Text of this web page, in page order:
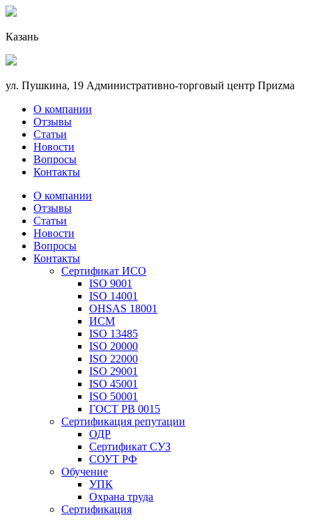
Казань
ул. Пушкина, 19 Административно-торговый центр Приzма
О компании
Отзывы
Статьи
Новости
Вопросы
Контакты
О компании
Отзывы
Статьи
Новости
Вопросы
Контакты
Сертификат ИСО
ISO 9001
ISO 14001
OHSAS 18001
ИСМ
ISO 13485
ISO 20000
ISO 22000
ISO 29001
ISO 45001
ISO 50001
ГОСТ РВ 0015
Сертификация репутации
ОДР
Сертификат СУЗ
СОУТ РФ
Обучение
УПК
Охрана труда
Сертификация